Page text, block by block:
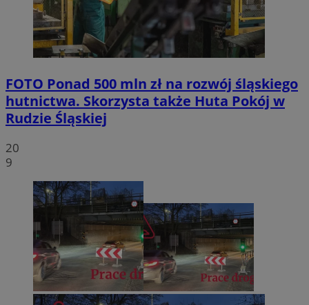
FOTO Ponad 500 mln zł na rozwój śląskiego
hutnictwa. Skorzysta także Huta Pokój w
Rudzie Śląskiej
20
9